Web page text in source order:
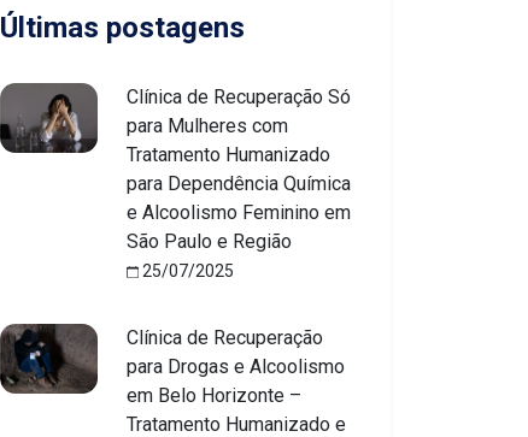
Últimas postagens
Clínica de Recuperação Só
para Mulheres com
Tratamento Humanizado
para Dependência Química
e Alcoolismo Feminino em
São Paulo e Região
25/07/2025
Clínica de Recuperação
para Drogas e Alcoolismo
em Belo Horizonte –
Tratamento Humanizado e